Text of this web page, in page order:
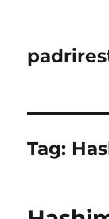
Tag: